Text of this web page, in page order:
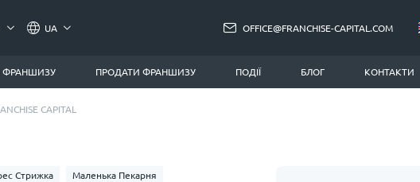
UA OFFICE@FRANCHISE-CAPITAL.COM
ФРАНШИЗУ ПРОДАТИ ФРАНШИЗУ ПОДІЇ БЛОГ КОНТАКТИ
CAPITAL
Стрижка Маленька Пекарня